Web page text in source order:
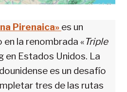
Pirenaica» es un
la renombrada «Triple
en Estados Unidos. La
es un desafío
tres de las rutas